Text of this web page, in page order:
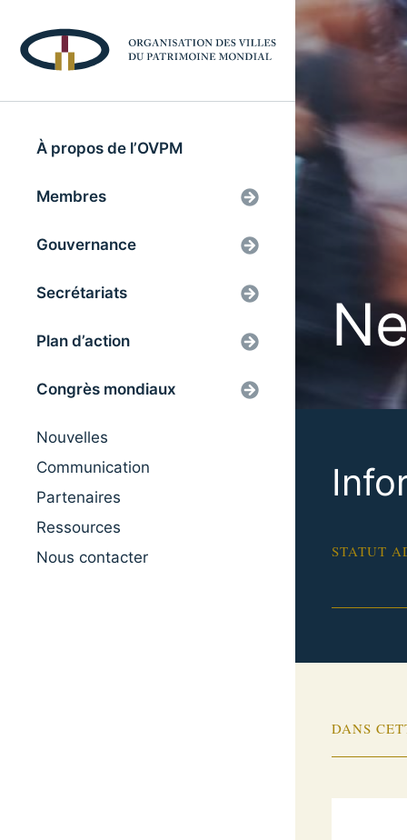
À propos de l’OVPM
Membres
Gouvernance
Secrétariats
Plan d’action
Congrès mondiaux
Nouvelles
Communication
Partenaires
Ressources
Nous contacter
STATUT
DANS